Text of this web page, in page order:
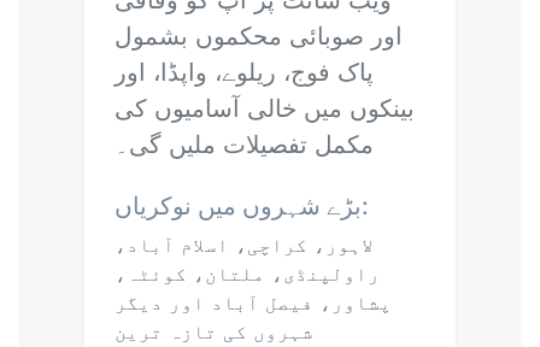
اور صوبائی محکموں بشمول
پاک فوج، ریلوے، واپڈا، اور
بینکوں میں خالی آسامیوں کی
مکمل تفصیلات ملیں گی۔
بڑے شہروں میں نوکریاں:
لاہور، کراچی، اسلام آباد،
راولپنڈی، ملتان، کوئٹہ،
پشاور، فیصل آباد اور دیگر
شہروں کی تازہ ترین